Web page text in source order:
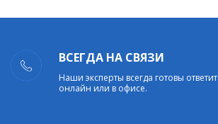
ВСЕГДА НА СВЯЗИ
Наши эксперты всегда готовы
онлайн или в офисе.